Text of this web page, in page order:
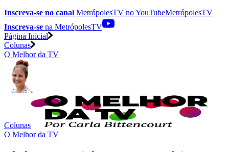
Inscreva-se no canal MetrópolesTV noYouTubeMetrópolesTV
Inscreva-se na MetrópolesTV
Página Inicial
Colunas
O Melhor da TV
Colunas
O Melhor da TV